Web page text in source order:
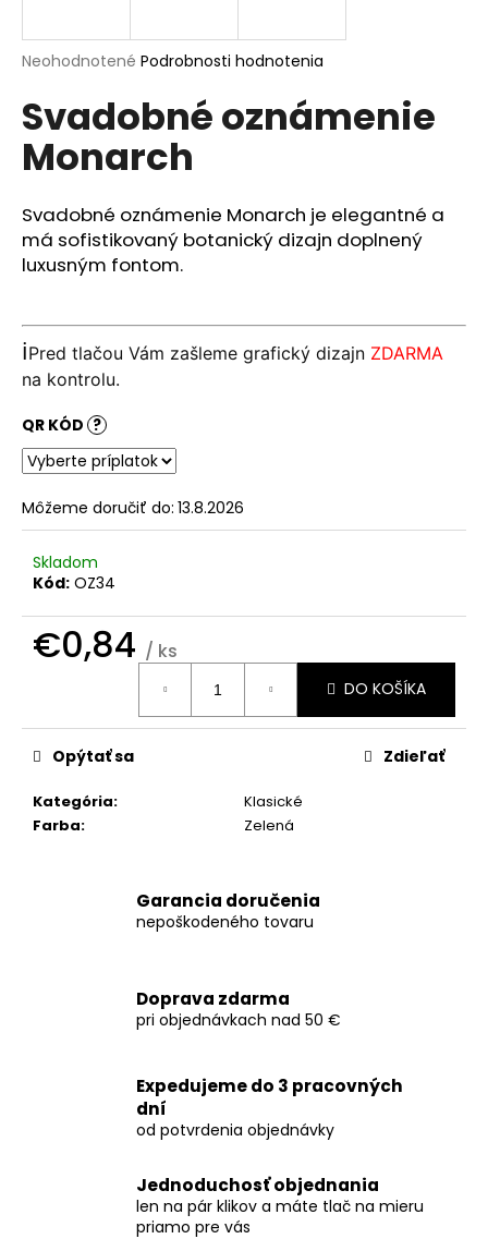
Priemerné
produktu
je
0,0
hviezdičiek.
Neohodnotené Podrobnosti hodnotenia
Svadobné oznámenie
Monarch
Svadobné oznámenie Monarch je elegantné a
má sofistikovaný botanický dizajn doplnený
luxusným fontom.
ℹ️Pred tlačou Vám zašleme grafický dizajn ZDARMA
na kontrolu.
QR KÓD ?
Môžeme doručiť do: 13.8.2026
Skladom
Kód: OZ34
€0,84 / ks
DO KOŠÍKA
Kategória:
Klasické
Farba: Zelená
Opýtať sa Zdieľať
Garancia doručenia
nepoškodeného tovaru
Doprava zdarma
pri objednávkach nad 50 €
Expedujeme do 3 pracovných
dní
od potvrdenia objednávky
Jednoduchosť objednania
len na pár klikov a máte tlač na mieru
priamo pre vás
j
ť
?
HĽADAŤ
O
d
p
o
r
ú
a
m
e
OBÁLKY
NA
SVADOBNÉ
€0,35